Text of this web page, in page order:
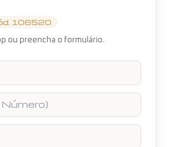
106520
ou preencha o formulário.